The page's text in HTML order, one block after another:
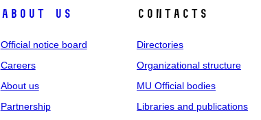
About us
Official notice board
Careers
About us
Partnership
Contacts
Directories
Organizational structure
MU Official bodies
Libraries and publications